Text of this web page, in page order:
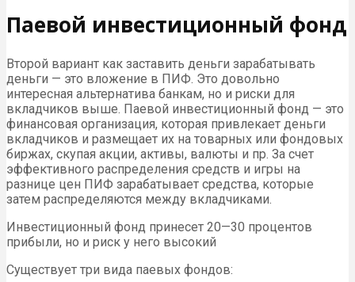
Паевой инвестиционный фонд
Второй вариант как заставить деньги зарабатывать
деньги — это вложение в ПИФ. Это довольно
интересная альтернатива банкам, но и риски для
вкладчиков выше. Паевой инвестиционный фонд — это
финансовая организация, которая привлекает деньги
вкладчиков и размещает их на товарных или фондовых
биржах, скупая акции, активы, валюты и пр. За счет
эффективного распределения средств и игры на
разнице цен ПИФ зарабатывает средства, которые
затем распределяются между вкладчиками.
Инвестиционный фонд принесет 20—30 процентов
прибыли, но и риск у него высокий
Существует три вида паевых фондов: